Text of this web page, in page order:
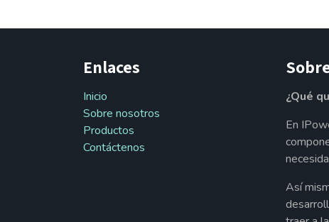
Enlaces
Inicio
Sobre nosotros
Productos
Contáctenos
¿Qué
En
Así